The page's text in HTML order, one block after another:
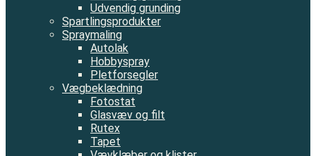
Udvendig grunding
Spartlingsprodukter
Spraymaling
Autolak
Hobbyspray
Pletforsegler
Vægbeklædning
Fotostat
Glasvæv og filt
Rutex
Tapet